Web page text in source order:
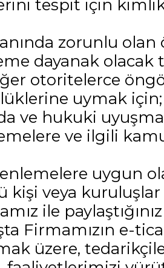
tespit için
zorunlu
dayanak olacak
otoritelerce
uymak için;
ve hukuki
ve ilgili
uygun
kişi veya
ile
Firmamızın e-
üzere,